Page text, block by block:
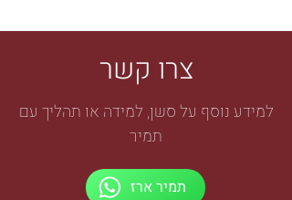
צרו קשר
למידע נוסף על סשן, למידה או תהליך עם
תמיר
תמיר ארז